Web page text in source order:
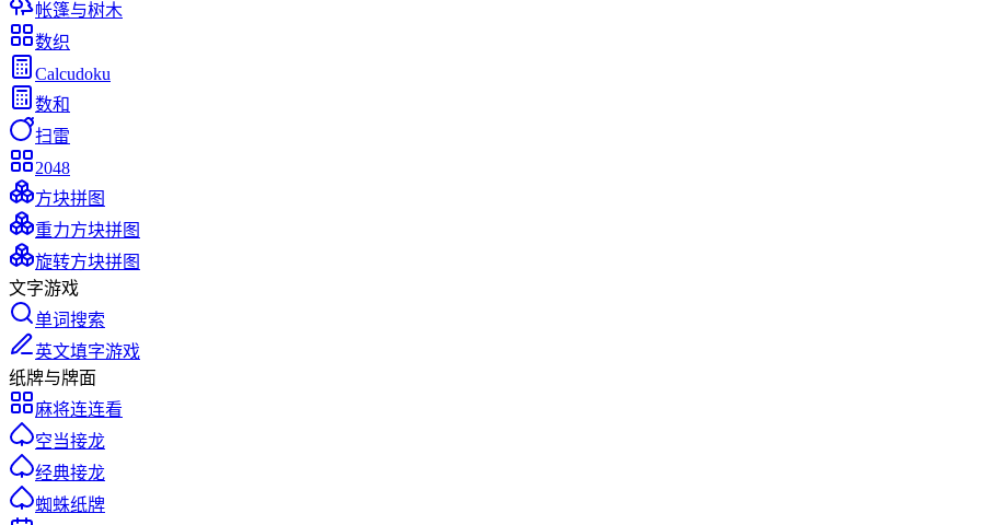
帐篷与树木
数织
Calcudoku
数和
扫雷
2048
方块拼图
重力方块拼图
旋转方块拼图
文字游戏
单词搜索
英文填字游戏
纸牌与牌面
麻将连连看
空当接龙
经典接龙
蜘蛛纸牌